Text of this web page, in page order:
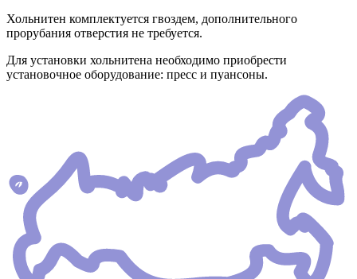
Хольнитен комплектуется гвоздем, дополнительного
прорубания отверстия не требуется.
Для установки хольнитена необходимо приобрести
установочное оборудование: пресс и пуансоны.